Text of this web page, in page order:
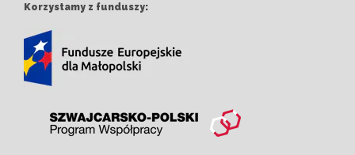
Korzystamy z funduszy: